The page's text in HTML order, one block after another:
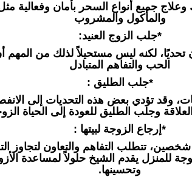
جميع أنواع السحر بأمان وفعالية
والمأكول والمشروب
*جلب الزوج العنيد:
تحديًا، لكنه ليس مستحيلاً لذلك من المهم
الحب والتفاهم المتبادل
*جلب الطليق :
وقد تؤدي بعض هذه التحديات إلى
وجلب الطليق للعودة إلى الحياة
*إرجاع الزوجة لبيتها :
تتطلب التفاهم والتعاون لتجاوز
للمنزل يقدم الشيخ حلولاً لمساعدة
وتحسينها.